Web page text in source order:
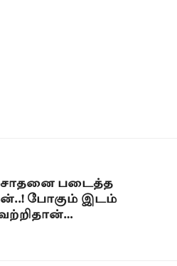
சாதனை படைத்த
போகும் இடம்